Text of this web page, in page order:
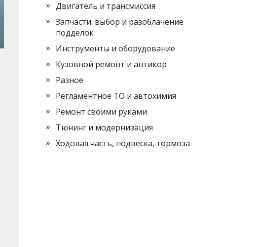
Двигатель и трансмиссия
Запчасти: выбор и разоблачение
подделок
Инструменты и оборудование
Кузовной ремонт и антикор
Разное
Регламентное ТО и автохимия
Ремонт своими руками
Тюнинг и модернизация
Ходовая часть, подвеска, тормоза